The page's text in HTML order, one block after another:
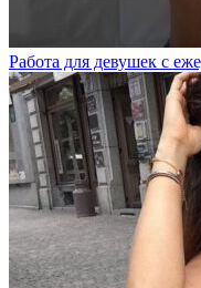
Работа для девушек с